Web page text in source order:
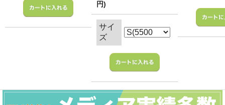
円)
サイ
ズ